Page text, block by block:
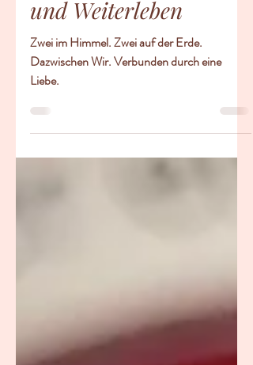
Zwischen Erinnerung
und Weiterleben
Dazwischen Wir. Verbunden durch eine
Liebe.